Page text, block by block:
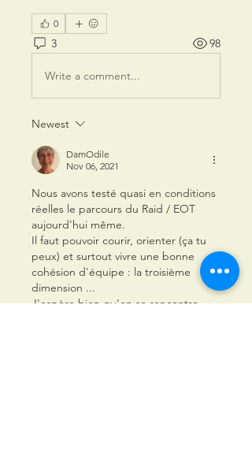
0
3 98
Write a comment...
Newest
DamOdile
Nov 06, 2021
Nous avons testé quasi en conditions
réelles le parcours du Raid / EOT
aujourd'hui même.
Il faut pouvoir courir, orienter (ça tu
peux) et surtout vivre une bonne
cohésion d'équipe : la troisième
dimension ...
J'espère bien qu'on se rencontre